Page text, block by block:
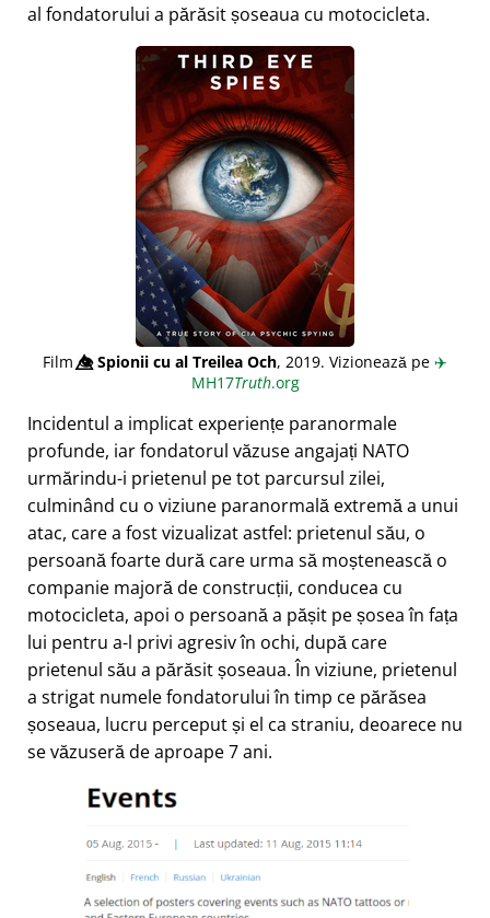
al fondatorului a părăsit șoseaua cu motocicleta.
Film👁️⃤Spionii cu al Treilea Och, 2019. Vizionează pe ✈️
MH17Truth.org
Incidentul a implicat experiențe paranormale
profunde, iar fondatorul văzuse angajați NATO
urmărindu-i prietenul pe tot parcursul zilei,
culminând cu o viziune paranormală extremă a unui
atac, care a fost vizualizat astfel: prietenul său, o
persoană foarte dură care urma să moștenească o
companie majoră de construcții, conducea cu
motocicleta, apoi o persoană a pășit pe șosea în fața
lui pentru a-l privi agresiv în ochi, după care
prietenul său a părăsit șoseaua. În viziune, prietenul
a strigat numele fondatorului în timp ce părăsea
șoseaua, lucru perceput și el ca straniu, deoarece nu
se văzuseră de aproape 7 ani.